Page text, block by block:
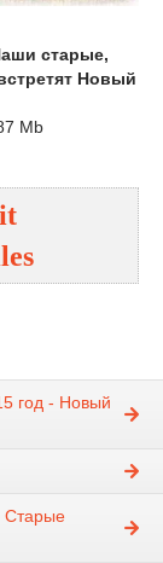
старые,
Новый
Mb
год - Новый
Старые